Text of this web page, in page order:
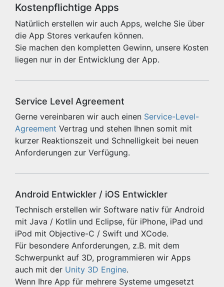
Kostenpflichtige Apps
Natürlich erstellen wir auch Apps, welche Sie über
die App Stores verkaufen können.
Sie machen den kompletten Gewinn, unsere Kosten
liegen nur in der Entwicklung der App.
Service Level Agreement
Gerne vereinbaren wir auch einen Service-Level-
Agreement Vertrag und stehen Ihnen somit mit
kurzer Reaktionszeit und Schnelligkeit bei neuen
Anforderungen zur Verfügung.
Android Entwickler / iOS Entwickler
Technisch erstellen wir Software nativ für Android
mit Java / Kotlin und Eclipse, für iPhone, iPad und
iPod mit Objective-C / Swift und XCode.
Für besondere Anforderungen, z.B. mit dem
Schwerpunkt auf 3D, programmieren wir Apps
auch mit der Unity 3D Engine.
Wenn Ihre App für mehrere Systeme umgesetzt